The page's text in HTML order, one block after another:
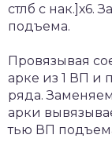
стлб с нак.]х6.
подъема.
Провязывая
арке из 1 ВП и
ряда.
арки
тью ВП